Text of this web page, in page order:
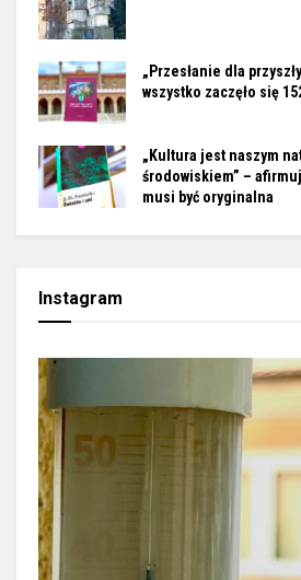
„Przesłanie dla
wszystko zaczęło się
„Kultura jest naszym
środowiskiem” –
musi być oryginalna
Instagram